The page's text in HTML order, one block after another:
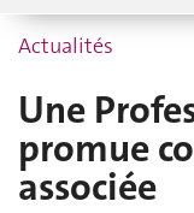
Actualités
Une
promue
associée